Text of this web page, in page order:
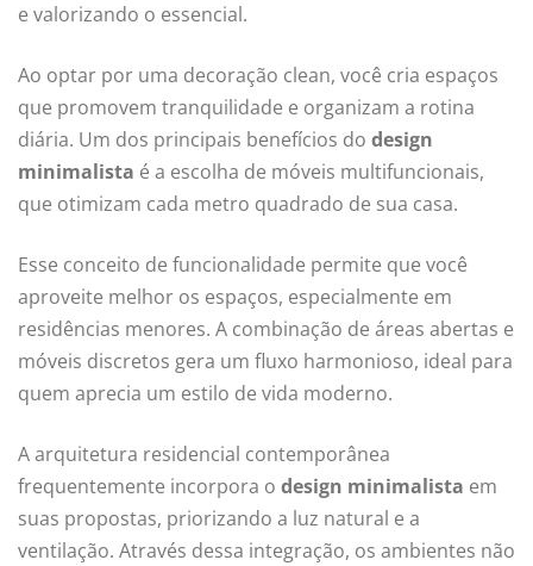
e valorizando o essencial.
Ao optar por uma decoração clean, você cria espaços
que promovem tranquilidade e organizam a rotina
diária. Um dos principais benefícios do design
minimalista é a escolha de móveis multifuncionais,
que otimizam cada metro quadrado de sua casa.
Esse conceito de funcionalidade permite que você
aproveite melhor os espaços, especialmente em
residências menores. A combinação de áreas abertas e
móveis discretos gera um fluxo harmonioso, ideal para
quem aprecia um estilo de vida moderno.
A arquitetura residencial contemporânea
frequentemente incorpora o design minimalista em
suas propostas, priorizando a luz natural e a
ventilação. Através dessa integração, os ambientes não